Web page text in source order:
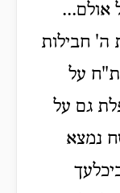
אולם...
ה' חבילות
על
גם על
נמצא